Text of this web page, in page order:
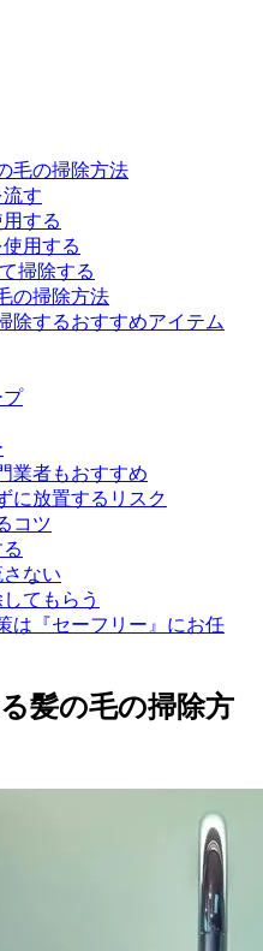
毛の掃除方法
す
する
用する
掃除する
の掃除方法
除するおすすめアイテム
プ
業者もおすすめ
に放置するリスク
コツ
ない
てもらう
は『セーフリー』にお任
髪の毛の掃除方